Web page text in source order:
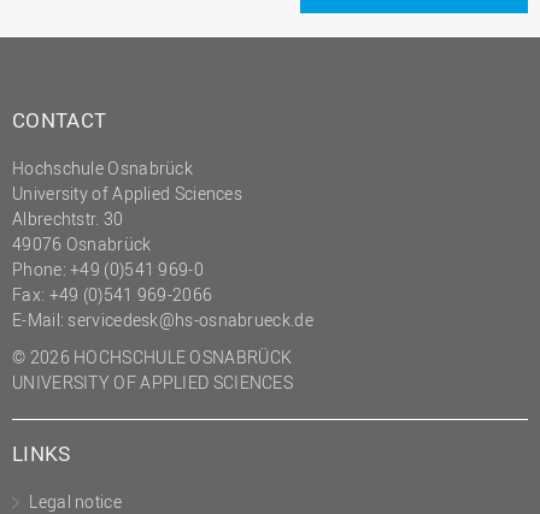
CONTACT
Hochschule Osnabrück
University of Applied Sciences
Albrechtstr. 30
49076 Osnabrück
Phone: +49 (0)541 969-0
Fax: +49 (0)541 969-2066
E-Mail: servicedesk@hs-osnabrueck.de
© 2026 HOCHSCHULE OSNABRÜCK
UNIVERSITY OF APPLIED SCIENCES
LINKS
Legal notice